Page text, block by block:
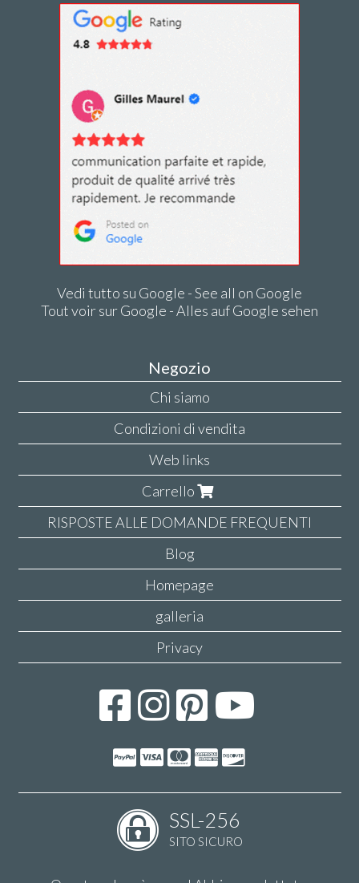
Vedi tutto su Google - See all on Google
Tout voir sur Google - Alles auf Google sehen
Negozio
Chi siamo
Condizioni di vendita
Web links
Carrello
RISPOSTE ALLE DOMANDE FREQUENTI
Blog
Homepage
galleria
Privacy
SSL-256
SITO SICURO